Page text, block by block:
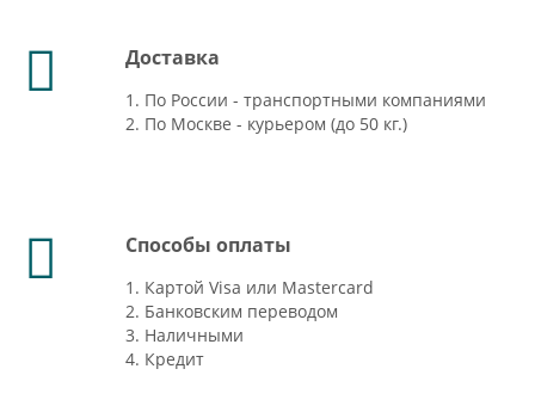
Доставка
1. По России - транспортными компаниями
2. По Москве - курьером (до 50 кг.)
Способы оплаты
1. Картой Visa или Mastercard
2. Банковским переводом
3. Наличными
4. Кредит